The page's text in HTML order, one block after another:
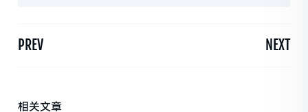
PREV NEXT
相关文章